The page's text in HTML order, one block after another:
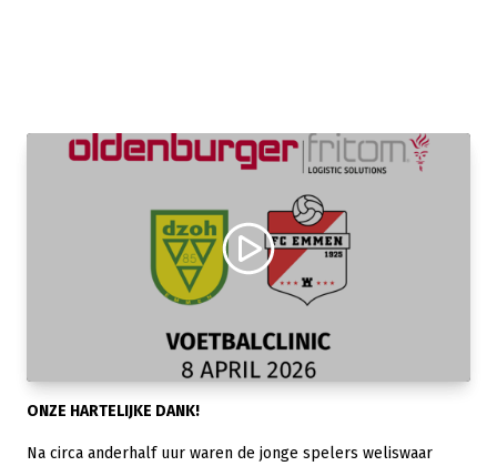
ONZE HARTELIJKE DANK!
Na circa anderhalf uur waren de jonge spelers weliswaar